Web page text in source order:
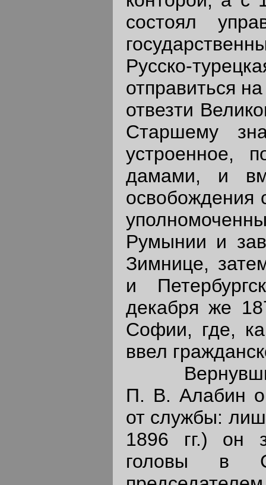
состоял
Русско-
отправиться
отвезти
Старшему
устроенное,
дамами, и
освобождения
Румынии и
Зимнице,
и
декабря же
Софии, где,
ввел
П. В. Алабин
от службы:
1896 гг.) он
головы в